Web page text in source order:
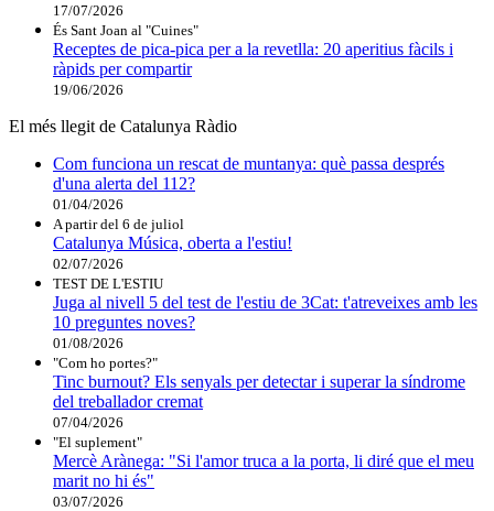
17/07/2026
És Sant Joan al "Cuines"
Receptes de pica-pica per a la revetlla: 20 aperitius fàcils i
ràpids per compartir
19/06/2026
El més llegit de Catalunya Ràdio
Com funciona un rescat de muntanya: què passa després
d'una alerta del 112?
01/04/2026
A partir del 6 de juliol
Catalunya Música, oberta a l'estiu!
02/07/2026
TEST DE L'ESTIU
Juga al nivell 5 del test de l'estiu de 3Cat: t'atreveixes amb les
10 preguntes noves?
01/08/2026
"Com ho portes?"
Tinc burnout? Els senyals per detectar i superar la síndrome
del treballador cremat
07/04/2026
"El suplement"
Mercè Arànega: "Si l'amor truca a la porta, li diré que el meu
marit no hi és"
03/07/2026